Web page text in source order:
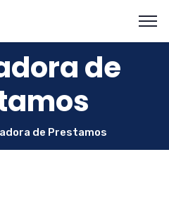
de
de Prestamos